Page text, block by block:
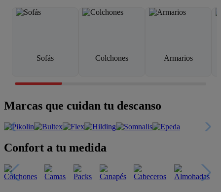
Sofás Colchones Armarios
Marcas que cuidan tu descanso
Confort a tu medida